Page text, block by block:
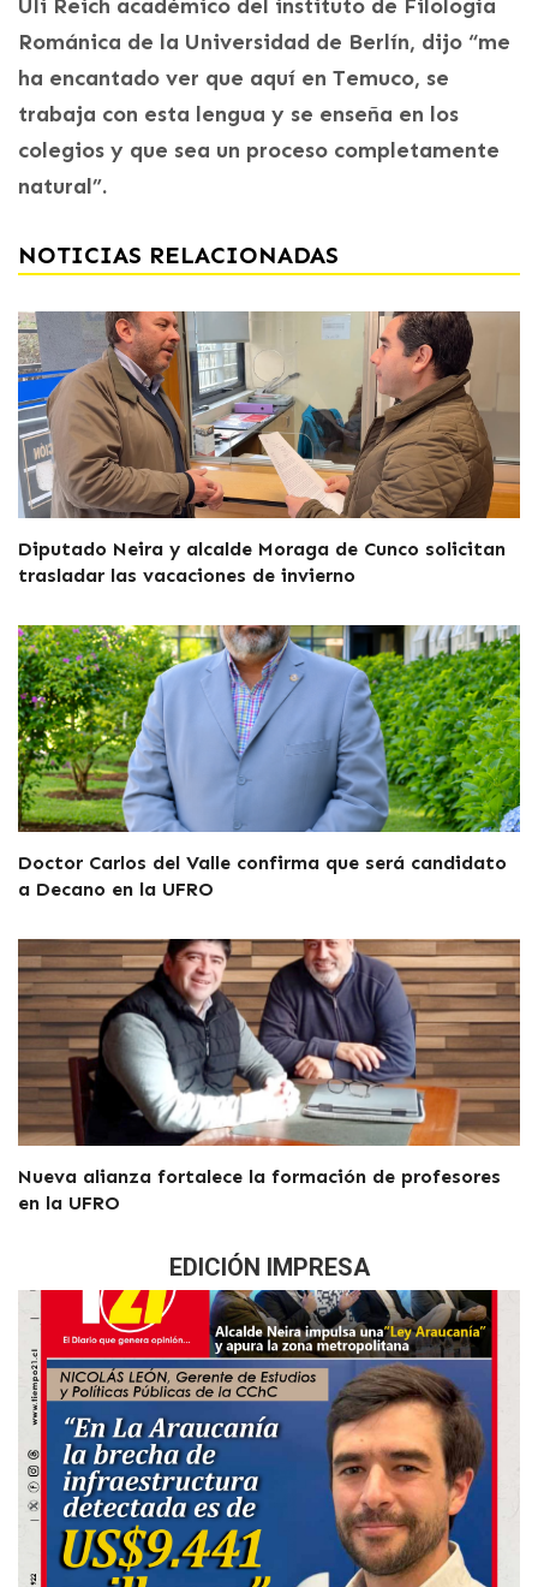
Uli Reich académico del instituto de Filología
Románica de la Universidad de Berlín, dijo “me
ha encantado ver que aquí en Temuco, se
trabaja con esta lengua y se enseña en los
colegios y que sea un proceso completamente
natural”.
NOTICIAS RELACIONADAS
Diputado Neira y alcalde Moraga de Cunco solicitan
trasladar las vacaciones de invierno
Doctor Carlos del Valle confirma que será candidato
a Decano en la UFRO
Nueva alianza fortalece la formación de profesores
en la UFRO
EDICIÓN IMPRESA